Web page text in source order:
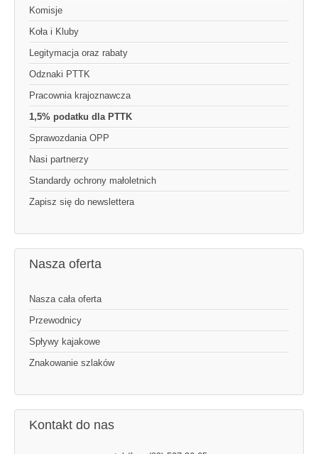
Komisje
Koła i Kluby
Legitymacja oraz rabaty
Odznaki PTTK
Pracownia krajoznawcza
1,5% podatku dla PTTK
Sprawozdania OPP
Nasi partnerzy
Standardy ochrony małoletnich
Zapisz się do newslettera
Nasza oferta
Nasza cała oferta
Przewodnicy
Spływy kajakowe
Znakowanie szlaków
Kontakt do nas